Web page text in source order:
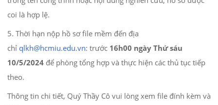
coi là hợp lệ.
5. Thời hạn nộp hồ sơ file mềm đến địa
chỉ qlkh@hcmiu.edu.vn: trước 16h00 ngày Thứ sáu
10/5/2024 để phòng tổng hợp và thực hiện các thủ tục tiếp
theo.
Thông tin chi tiết, Quý Thầy Cô vui lòng xem file đính kèm và